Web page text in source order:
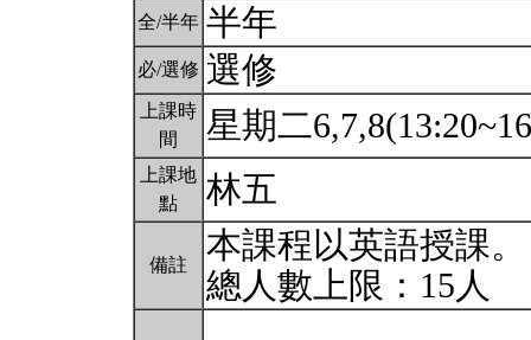
全/半年 半年
必/選修 選修
上課時
間
星期二
上課地
點
林五
備註
本課程以英語授課。
總人數上限：15人